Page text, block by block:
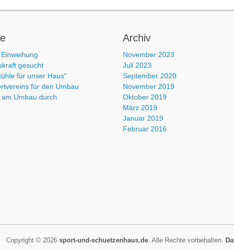
gesucht
für unser Haus“
für den Umbau
Umbau durch
Archiv
November 2023
Juli 2023
September 2020
November 2019
Oktober 2019
März 2019
Januar 2019
Februar 2016
Copyright © 2026 sport-und-schuetzenhaus.de. Alle Rechte vorbehalten.